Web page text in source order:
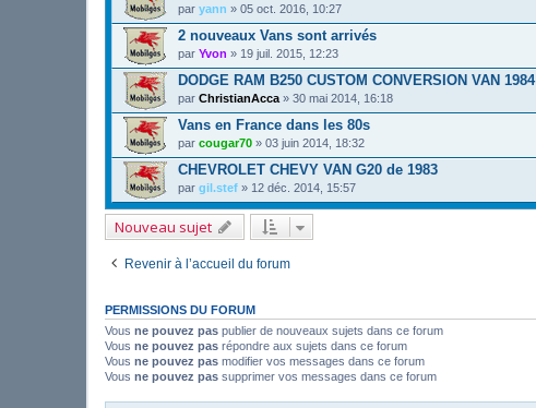
par yann » 05 oct. 2016, 10:27
2 nouveaux Vans sont arrivés
par Yvon » 19 juil. 2015, 12:23
DODGE RAM B250 CUSTOM CONVERSION VAN 1984
par ChristianAcca » 30 mai 2014, 16:18
Vans en France dans les 80s
par cougar70 » 03 juin 2014, 18:32
CHEVROLET CHEVY VAN G20 de 1983
par gil.stef » 12 déc. 2014, 15:57
Nouveau sujet
Revenir à l’accueil du forum
PERMISSIONS DU FORUM
Vous ne pouvez pas publier de nouveaux sujets dans ce forum
Vous ne pouvez pas répondre aux sujets dans ce forum
Vous ne pouvez pas modifier vos messages dans ce forum
Vous ne pouvez pas supprimer vos messages dans ce forum